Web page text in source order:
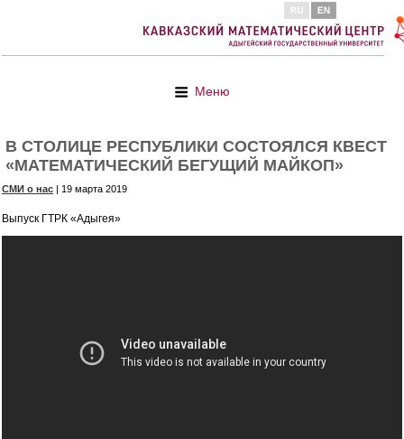
Меню
В СТОЛИЦЕ РЕСПУБЛИКИ СОСТОЯЛСЯ КВЕСТ
«МАТЕМАТИЧЕСКИЙ БЕГУЩИЙ МАЙКОП»
СМИ о нас | 19 марта 2019
Выпуск ГТРК «Адыгея»